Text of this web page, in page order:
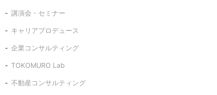
講演会・セミナー
キャリアプロデュース
企業コンサルティング
TOKOMURO Lab
不動産コンサルティング